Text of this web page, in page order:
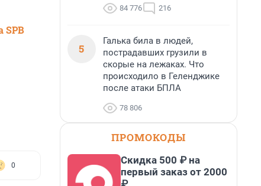
SPB
0
84 776 216
5
Галька била в людей,
пострадавших грузили в
скорые на лежаках. Что
происходило в Геленджике
после атаки БПЛА
78 806
ПРОМОКОДЫ
Скидка 500 ₽ на
первый заказ от 2000
₽